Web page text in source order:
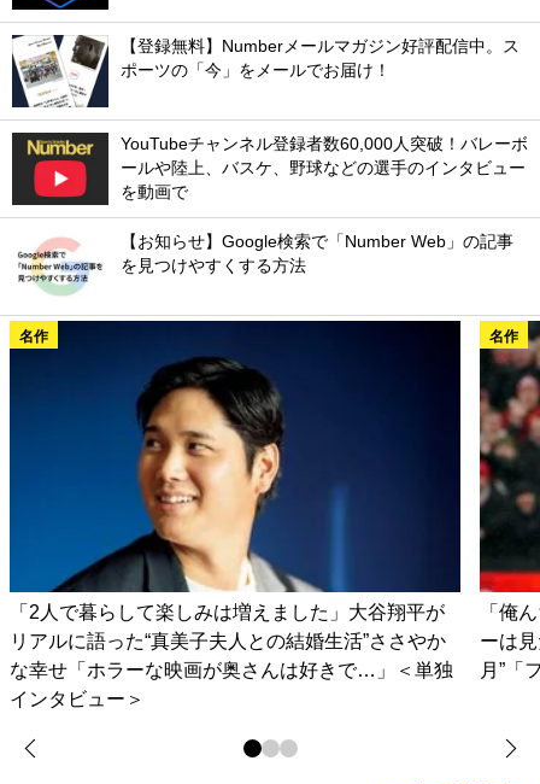
【登録無料】Numberメールマガジン好評配信中。ス
ポーツの「今」をメールでお届け！
YouTubeチャンネル登録者数60,000人突破！バレーボ
ールや陸上、バスケ、野球などの選手のインタビュー
を動画で
【お知らせ】Google検索で「Number Web」の記事
を見つけやすくする方法
名作
「2人で暮らして楽しみは増えました」大谷翔平が
リアルに語った“真美子夫人との結婚生活”ささやか
な幸せ「ホラーな映画が奥さんは好きで…」＜単独
インタビュー＞
名作
「俺
ーは
月”「